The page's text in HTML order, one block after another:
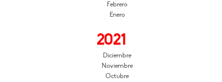
Febrero
Enero
2021
Diciembre
Noviembre
Octubre